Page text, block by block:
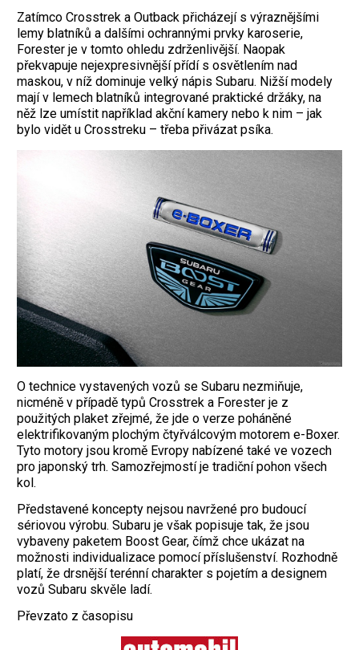
Zatímco Crosstrek a Outback přicházejí s výraznějšími
lemy blatníků a dalšími ochrannými prvky karoserie,
Forester je v tomto ohledu zdrženlivější. Naopak
překvapuje nejexpresivnější přídí s osvětlením nad
maskou, v níž dominuje velký nápis Subaru. Nižší modely
mají v lemech blatníků integrované praktické držáky, na
něž lze umístit například akční kamery nebo k nim – jak
bylo vidět u Crosstreku – třeba přivázat psíka.
O technice vystavených vozů se Subaru nezmiňuje,
nicméně v případě typů Crosstrek a Forester je z
použitých plaket zřejmé, že jde o verze poháněné
elektrifikovaným plochým čtyřválcovým motorem ­e-Boxer.
Tyto motory jsou kromě Evropy nabízené také ve vozech
pro japonský trh. Samozřejmostí je tradiční pohon všech
kol.
Představené koncepty nejsou navržené pro budoucí
sériovou výrobu. Subaru je však popisuje tak, že jsou
vybaveny paketem Boost Gear, čímž chce ukázat na
možnosti individualizace pomocí příslušenství. Rozhodně
platí, že drsnější terénní charakter s pojetím a designem
vozů Subaru skvěle ladí.
Převzato z časopisu